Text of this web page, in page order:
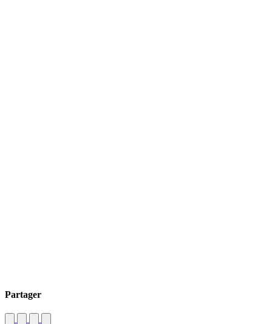
Partager